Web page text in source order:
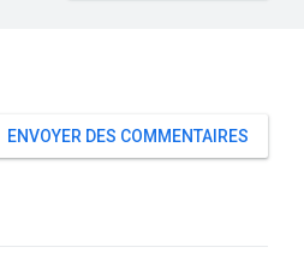
ENVOYER DES COMMENTAIRES